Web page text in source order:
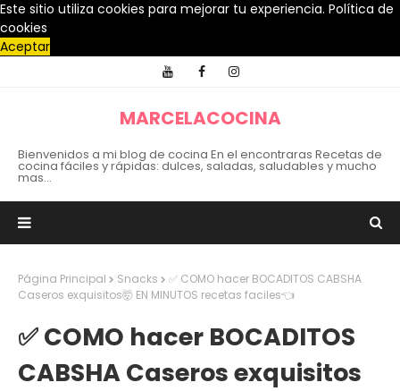
Este sitio utiliza cookies para mejorar tu experiencia. Política de
cookies
Aceptar
MARCELACOCINA
Bienvenidos a mi blog de cocina En el encontraras Recetas de
cocina fáciles y rápidas: dulces, saladas, saludables y mucho
mas...
Página Principal Snacks
✅ COMO hacer BOCADITOS CABSHA
Caseros exquisitos🤯 EN MINUTOS recetas faciles👈
✅ COMO hacer BOCADITOS
CABSHA Caseros exquisitos